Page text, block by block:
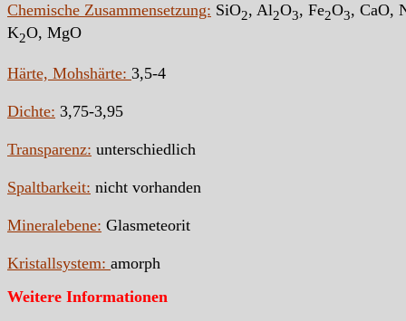
Chemische Zusammensetzung: SiO2, Al2O3, Fe2O3, CaO,
K2O, MgO
Härte, Mohshärte: 3,5-4
Dichte: 3,75-3,95
Transparenz: unterschiedlich
Spaltbarkeit: nicht vorhanden
Mineralebene: Glasmeteorit
Kristallsystem: amorph
Weitere Informationen